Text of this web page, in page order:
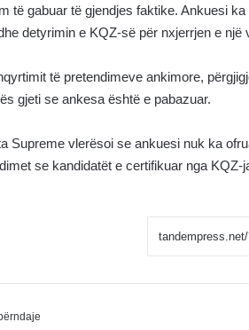
të gabuar të gjendjes faktike. Ankuesi
detyrimin e KQZ-së për nxjerrjen e një
të pretendimeve ankimore,
gjeti se ankesa është e pabazuar.
Supreme vlerësoi se ankuesi nuk ka
se kandidatët e certifikuar nga